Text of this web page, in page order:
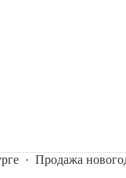
· Продажа